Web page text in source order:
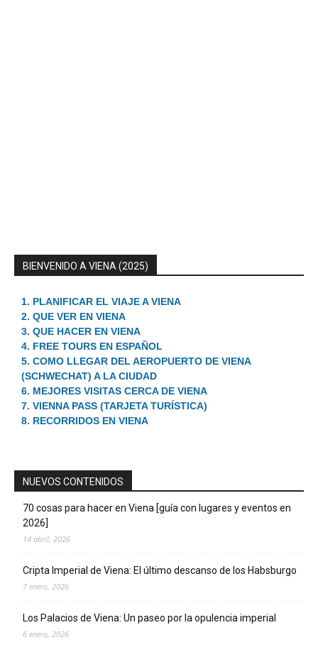
BIENVENIDO A VIENA (2025)
1. PLANIFICAR EL VIAJE A VIENA
2. QUE VER EN VIENA
3. QUE HACER EN VIENA
4. FREE TOURS EN ESPAÑOL
5. COMO LLEGAR DEL AEROPUERTO DE VIENA
(SCHWECHAT) A LA CIUDAD
6. MEJORES VISITAS CERCA DE VIENA
7. VIENNA PASS (TARJETA TURÍSTICA)
8. RECORRIDOS EN VIENA
NUEVOS CONTENIDOS
70 cosas para hacer en Viena [guía con lugares y eventos en
2026]
14 abril, 2026
Cripta Imperial de Viena: El último descanso de los Habsburgo
7 enero, 2026
Los Palacios de Viena: Un paseo por la opulencia imperial
6 enero, 2026